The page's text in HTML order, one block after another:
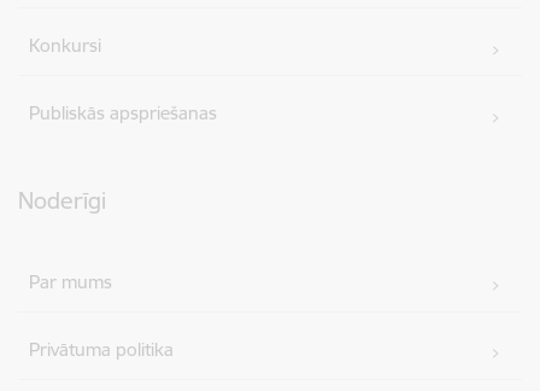
Konkursi
Publiskās apspriešanas
Noderīgi
Par mums
Privātuma politika